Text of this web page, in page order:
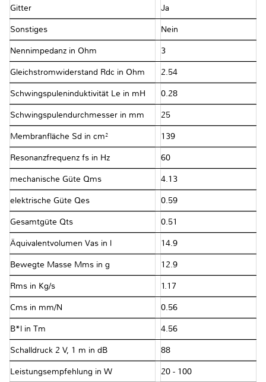
Gitter Ja
Sonstiges Nein
Nennimpedanz in Ohm 3
Gleichstromwiderstand Rdc in Ohm 2.54
Schwingspuleninduktivität Le in mH 0.28
Schwingspulendurchmesser in mm 25
Membranfläche Sd in cm² 139
Resonanzfrequenz fs in Hz 60
mechanische Güte Qms 4.13
elektrische Güte Qes 0.59
Gesamtgüte Qts 0.51
Äquivalentvolumen Vas in l 14.9
Bewegte Masse Mms in g 12.9
Rms in Kg/s 1.17
Cms in mm/N 0.56
B*l in Tm 4.56
Schalldruck 2 V, 1 m in dB 88
Leistungsempfehlung in W 20 - 100